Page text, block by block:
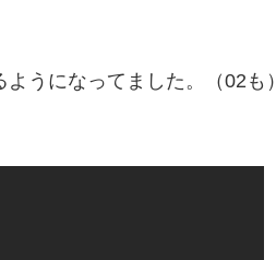
うになってました。（02も）